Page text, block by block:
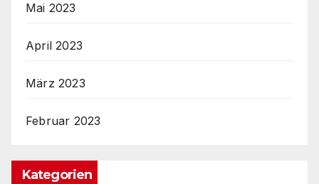
Mai 2023
April 2023
März 2023
Februar 2023
Kategorien